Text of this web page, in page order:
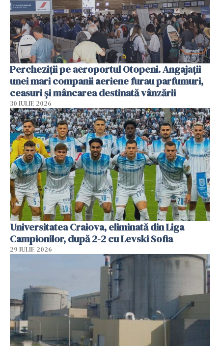
Percheziții pe aeroportul Otopeni. Angajații
unei mari companii aeriene furau parfumuri,
ceasuri și mâncarea destinată vânzării
30 IULIE 2026
Universitatea Craiova, eliminată din Liga
Campionilor, după 2-2 cu Levski Sofia
29 IULIE 2026